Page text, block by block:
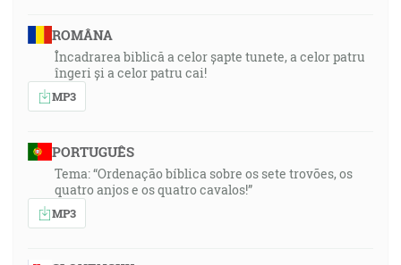
ROMÂNA
Încadrarea biblică a celor șapte tunete, a celor patru
îngeri și a celor patru cai!
MP3
PORTUGUÊS
Tema: “Ordenação bíblica sobre os sete trovões, os
quatro anjos e os quatro cavalos!”
MP3